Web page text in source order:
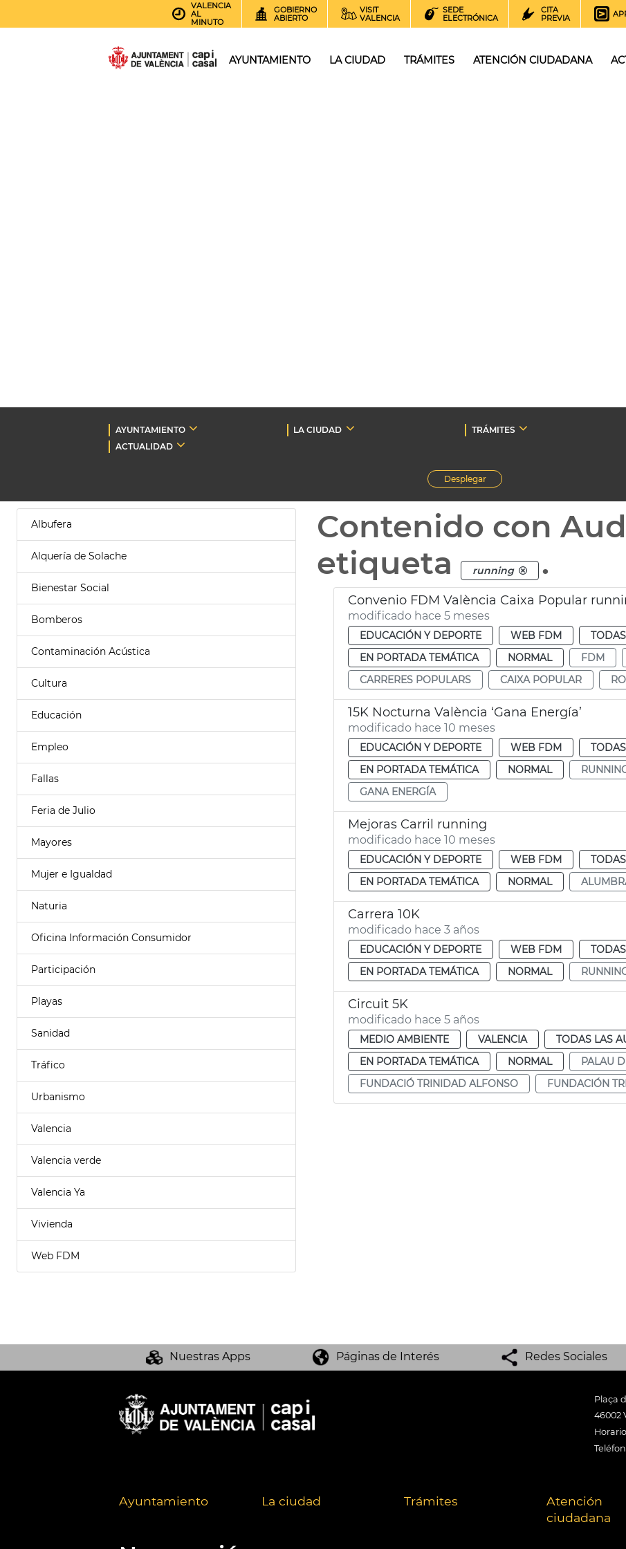
VALENCIA
AL
MINUTO
GOBIERNO
ABIERTO
VISIT
VALENCIA
SEDE
ELECTRÓNICA
CITA
PREVIA
AYUNTAMIENTO LA CIUDAD TRÁMITES ATENCIÓN CIUDADANA
AYUNTAMIENTO LA CIUDAD TRÁMITES
ACTUALIDAD
Desplegar
Albufera
Alquería de Solache
Bienestar Social
Bomberos
Contaminación Acústica
Cultura
Educación
Empleo
Fallas
Feria de Julio
Mayores
Mujer e Igualdad
Naturia
Oficina Información Consumidor
Participación
Playas
Sanidad
Tráfico
Urbanismo
Valencia
Valencia verde
Valencia Ya
Vivienda
Web FDM
Contenido con
etiqueta
running .
Convenio FDM València Caixa Popular
modificado hace 5 meses
EDUCACIÓN Y DEPORTE WEB FDM
EN PORTADA TEMÁTICA
NORMAL FDM
CARRERES POPULARS
CAIXA POPULAR
15K Nocturna València ‘Gana Energía’
modificado hace 10 meses
EDUCACIÓN Y DEPORTE WEB FDM
EN PORTADA TEMÁTICA
NORMAL
GANA ENERGÍA
Mejoras Carril running
modificado hace 10 meses
EDUCACIÓN Y DEPORTE WEB FDM
EN PORTADA TEMÁTICA
NORMAL
Carrera 10K
modificado hace 3 años
EDUCACIÓN Y DEPORTE WEB FDM
EN PORTADA TEMÁTICA
NORMAL
Circuit 5K
modificado hace 5 años
MEDIO AMBIENTE VALENCIA TODAS LAS
EN PORTADA TEMÁTICA
NORMAL PALAU
FUNDACIÓ TRINIDAD ALFONSO
FUNDACIÓN
Nuestras Apps Páginas de Interés Redes Sociales
Plaça
46002
Ayuntamiento La ciudad Trámites
Atención
ciudadana